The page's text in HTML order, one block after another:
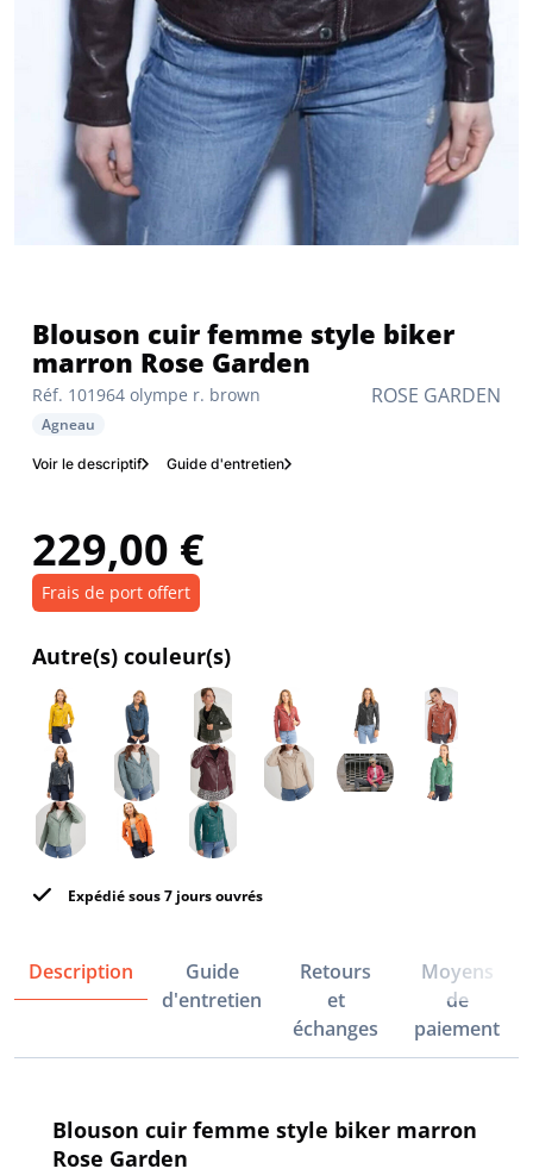
ROSE GARDEN
Réf. 101964 olympe r. brown
Blouson cuir femme style biker
marron Rose Garden
Agneau
Voir le descriptif Guide d'entretien
229,00 €
Frais de port offert
Autre(s) couleur(s)
Expédié sous 7 jours ouvrés
Description
Guide
d'entretien
Retours
et
échanges
Moyens
de
paiement
Blouson cuir femme style biker marron
Rose Garden